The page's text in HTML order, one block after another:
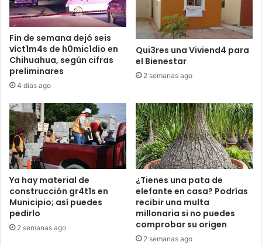
Fin de semana dejó seis
víct1m4s de h0mic1dio en
Chihuahua, según cifras
preliminares
4 días ago
Qui3res una Viviend4 para
el Bienestar
2 semanas ago
Ya hay material de
construcción gr4t1s en
Municipio; así puedes
pedirlo
2 semanas ago
¿Tienes una pata de
elefante en casa? Podrías
recibir una multa
millonaria si no puedes
comprobar su origen
2 semanas ago